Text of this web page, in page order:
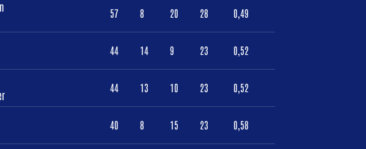
57 8 20 28 0,49
44 14 9 23 0,52
44 13 10 23 0,52
40 8 15 23 0,58